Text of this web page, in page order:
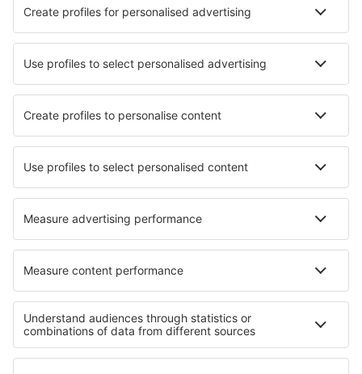
Beste accommodatie - steden
Verblijf in Renfrew Verblijf in Glücksburg
Verblijf in Vanves Verblijf in Rio Quente
Verblijf in Samarína Verblijf in Tiniguiban Island
Verblijf in Rosmaninhal Verblijf in Peetsch
Beste accommodatie - regio's
Verblijf in Great Yarmouth Verblijf in Southport
Verblijf in Noord-Ierland Verblijf in Wales
Verblijf in Scotland Verblijf in Chrudimsko - Hlinecko